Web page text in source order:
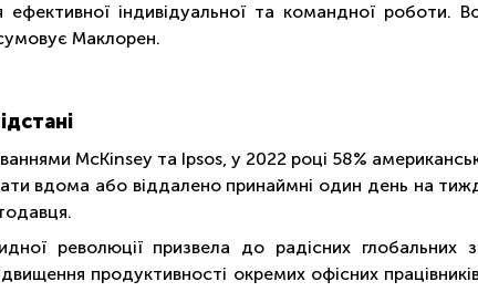
індивідуальної та командної роботи.
Маклорен.
McKinsey та Ipsos, у 2022 році 58%
вдома або віддалено принаймні один день на
революції призвела до радісних глобальних
продуктивності окремих офісних